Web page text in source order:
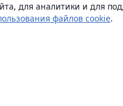
для аналитики и для
файлов cookie.